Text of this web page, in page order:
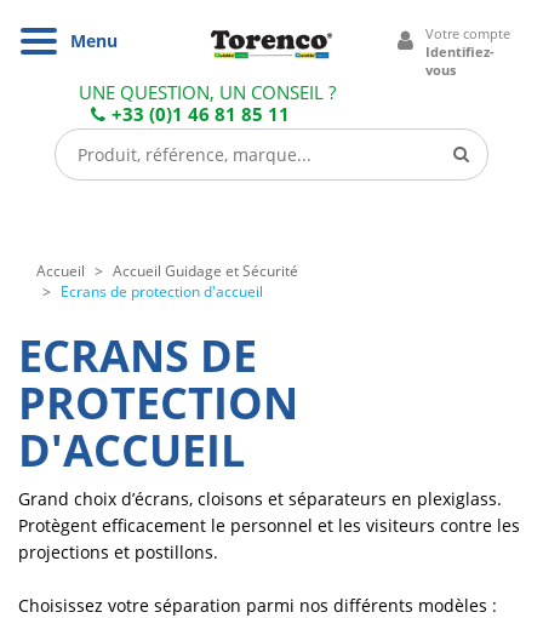
UNE QUESTION, UN CONSEIL ?
+33 (0)1 46 81 85 11
Votre compte
Identifiez-
vous
Navigation
Menu
Accueil
Accueil Guidage et Sécurité
Ecrans de protection d'accueil
ECRANS DE
PROTECTION
D'ACCUEIL
Grand choix d’écrans, cloisons et séparateurs en plexiglass.
Protègent efficacement le personnel et les visiteurs contre les
projections et postillons.
Choisissez votre séparation parmi nos différents modèles :